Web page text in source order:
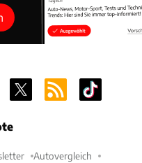
Autovergleich